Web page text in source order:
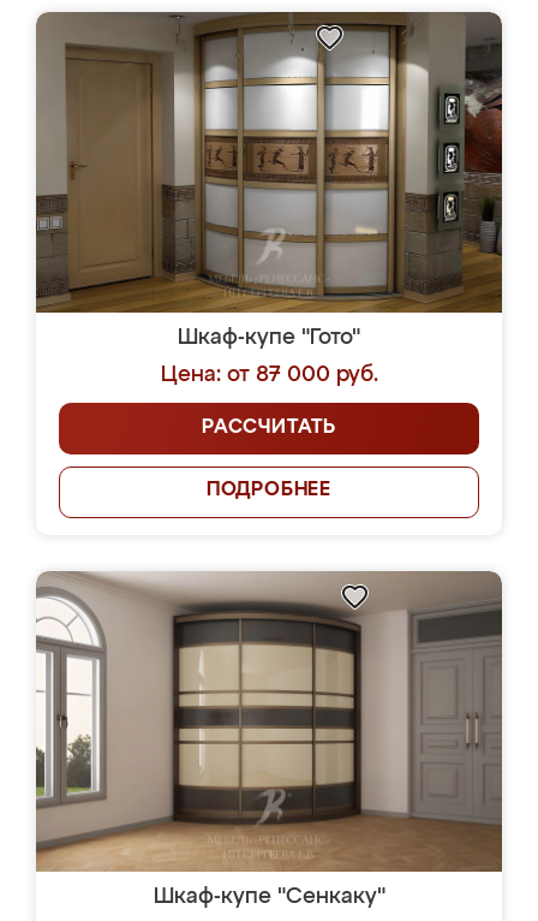
Шкаф-купе "Гото"
Цена: от 87 000 руб.
РАССЧИТАТЬ
ПОДРОБНЕЕ
Шкаф-купе "Сенкаку"